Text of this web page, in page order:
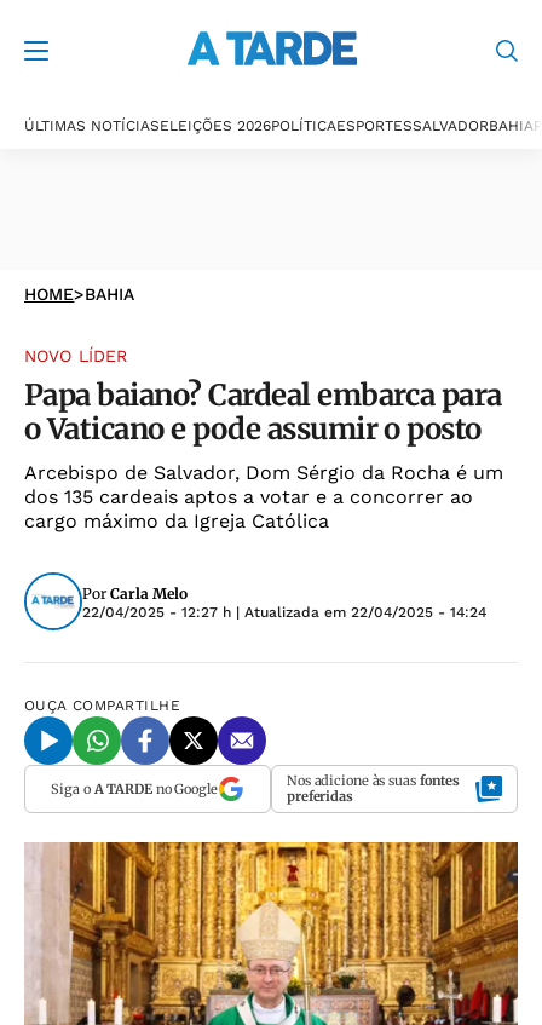
ÚLTIMAS NOTÍCIASELEIÇÕES 2026POLÍTICAESPORTESSALVADORBAHIA
HOME>BAHIA
NOVO LÍDER
Papa baiano? Cardeal embarca para
o Vaticano e pode assumir o posto
Arcebispo de Salvador, Dom Sérgio da Rocha é um
dos 135 cardeais aptos a votar e a concorrer ao
cargo máximo da Igreja Católica
Por Carla Melo
22/04/2025 - 12:27 h | Atualizada em 22/04/2025 - 14:24
OUÇA COMPARTILHE
Siga o A TARDEno Google Nos adicione às suas fontes
preferidas